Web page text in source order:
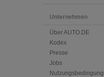
Unternehmen
Über AUTO.DE
Kodex
Presse
Jobs